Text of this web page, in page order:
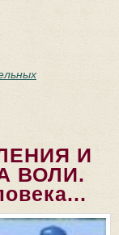
И
ВОЛИ.